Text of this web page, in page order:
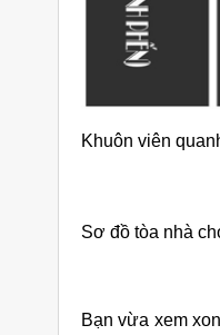
Khuôn viên
Sơ đồ tòa nhà
Bạn vừa xem